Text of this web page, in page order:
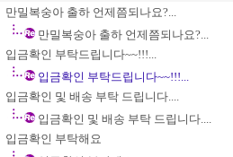
만밀복숭아 출하 언제쯤되나요?...
만밀복숭아 출하 언제쯤되나요?...
입금확인 부탁드립니다~~!!!...
입금확인 부탁드립니다~~!!!...
입금확인 및 배송 부탁 드립니다....
입금확인 및 배송 부탁 드립니다....
입금확인 부탁해요